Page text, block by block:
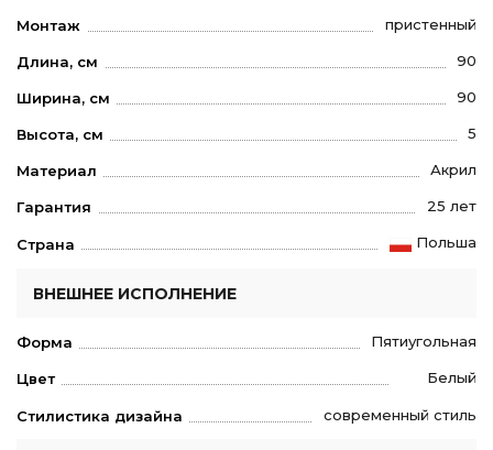
Монтаж пристенный
Длина, см 90
Ширина, см 90
Высота, см 5
Материал Акрил
Гарантия 25 лет
Страна Польша
ВНЕШНЕЕ ИСПОЛНЕНИЕ
Форма Пятиугольная
Цвет Белый
Стилистика дизайна современный стиль